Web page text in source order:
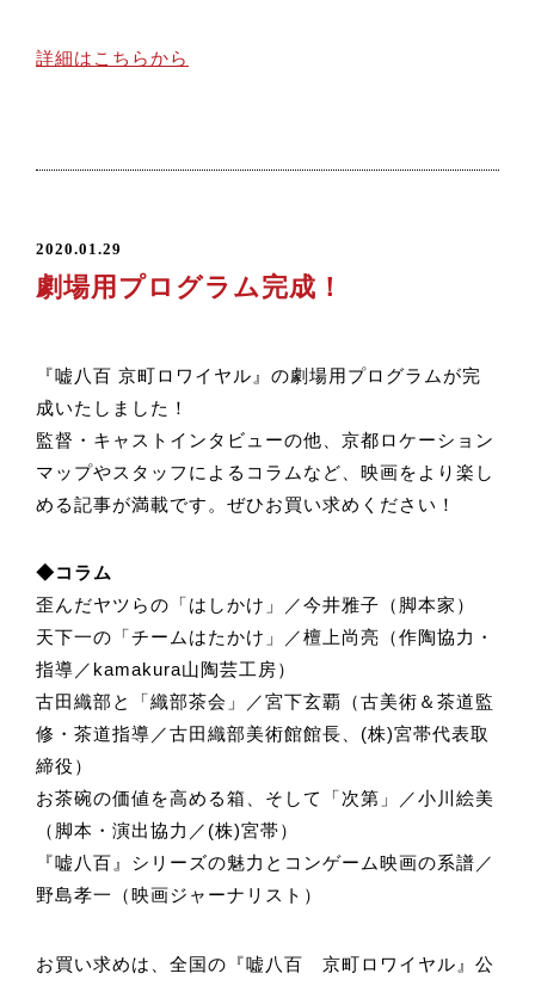
詳細はこちらから
2020.01.29
劇場用プログラム完成！
『嘘八百 京町ロワイヤル』の劇場用プログラムが完
成いたしました！
監督・キャストインタビューの他、京都ロケーション
マップやスタッフによるコラムなど、映画をより楽し
める記事が満載です。ぜひお買い求めください！
◆コラム
歪んだヤツらの「はしかけ」／今井雅子（脚本家）
天下一の「チームはたかけ」／檀上尚亮（作陶協力・
指導／kamakura山陶芸工房）
古田織部と「織部茶会」／宮下玄覇（古美術＆茶道監
修・茶道指導／古田織部美術館館長、(株)宮帯代表取
締役）
お茶碗の価値を高める箱、そして「次第」／小川絵美
（脚本・演出協力／(株)宮帯）
『嘘八百』シリーズの魅力とコンゲーム映画の系譜／
野島孝一（映画ジャーナリスト）
お買い求めは、全国の『嘘八百 京町ロワイヤル』公